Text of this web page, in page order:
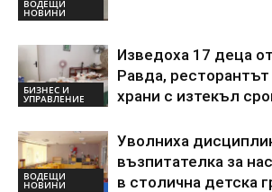
ВОДЕЩИ
НОВИНИ
БИЗНЕС И
УПРАВЛЕНИЕ
Изведоха 17 деца
Равда,
храни с изтекъл
ВОДЕЩИ
НОВИНИ
Уволниха
възпитателка за
в столична детска